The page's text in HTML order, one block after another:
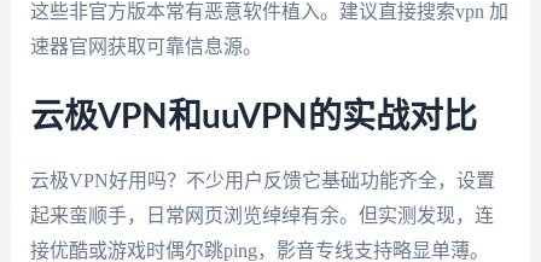
这些非官方版本常有恶意软件植入。建议直接搜索vpn 加
速器官网获取可靠信息源。
云极VPN和uuVPN的实战对比
云极VPN好用吗？不少用户反馈它基础功能齐全，设置
起来蛮顺手，日常网页浏览绰绰有余。但实测发现，连
接优酷或游戏时偶尔跳ping，影音专线支持略显单薄。